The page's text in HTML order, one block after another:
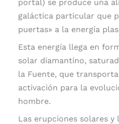
portal) se produce una
galáctica particular que
puertas» a la energía
Esta energía llega en
solar diamantino,
la Fuente, que
activación para la
hombre.
Las erupciones solares y